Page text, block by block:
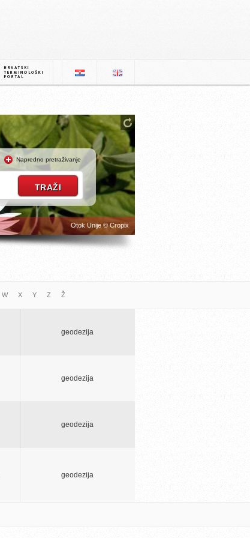
Napredno pretraživanje
Otok Unije © Cropix
W X Y Z Ž
geodezija
geodezija
geodezija
geodezija